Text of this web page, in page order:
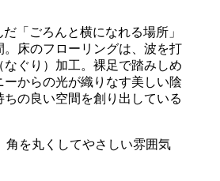
「ごろんと横になれる場所」
。床のフローリングは、波を打
なぐり）加工。裸足で踏みしめ
ーからの光が織りなす美しい陰
の良い空間を創り出している
角を丸くしてやさしい雰囲気